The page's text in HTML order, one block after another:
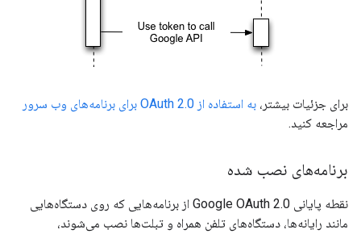
برای جزئیات بیشتر، به استفاده از OAuth 2.0 برای برنامه‌های وب سرور
مراجعه کنید.
برنامه‌های نصب شده
نقطه پایانی Google OAuth 2.0 از برنامه‌هایی که روی دستگاه‌هایی
مانند رایانه‌ها، دستگاه‌های تلفن همراه و تبلت‌ها نصب می‌شوند،